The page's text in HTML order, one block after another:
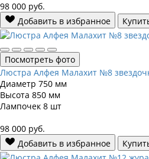
98 000 руб.
Добавить в избранное
Посмотреть фото
Люстра Алфея Малахит №8
Диаметр 750 мм
Высота 850 мм
Лампочек 8 шт
98 000 руб.
Добавить в избранное